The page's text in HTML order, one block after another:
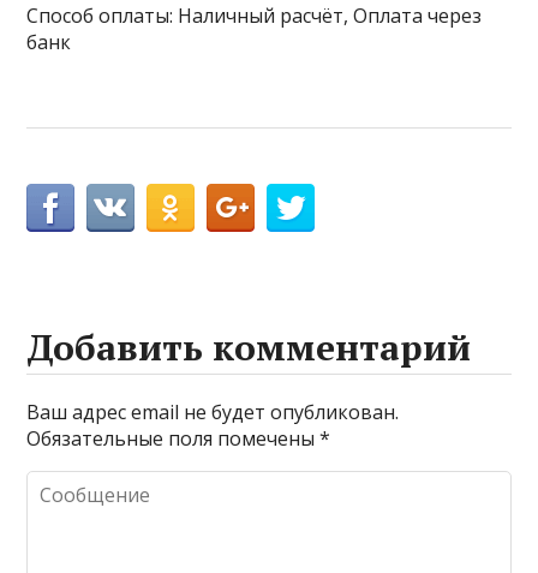
Способ оплаты: Наличный расчёт, Оплата через
банк
Добавить комментарий
Ваш адрес email не будет опубликован.
Обязательные поля помечены*